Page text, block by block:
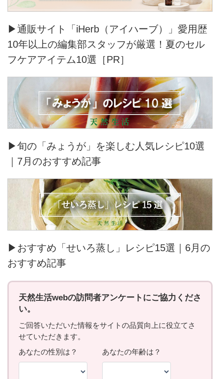
▶通販サイト「iHerb（アイハーブ）」愛用歴
10年以上の編集部スタッフが厳選！夏のセル
フケアアイテム10選［PR］
▶旬の「みょうが」を楽しむ人気レシピ10選
｜7月のおすすめ記事
▶おすすめ「せいろ蒸し」レシピ15選｜6月の
おすすめ記事